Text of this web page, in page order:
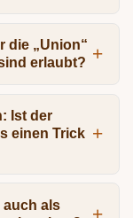
die „Union“
erlaubt?
Ist der
einen Trick
auch als